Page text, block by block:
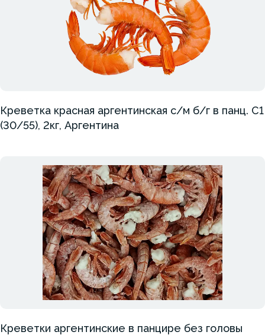
Креветка красная аргентинская с/м б/г в панц. С1
(30/55), 2кг, Аргентина
Креветки аргентинские в панцире без головы